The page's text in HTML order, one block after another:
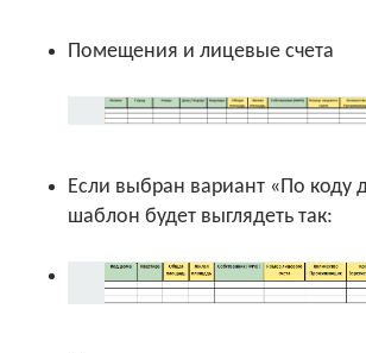
Помещения и лицевые счета
Если выбран вариант «По коду
шаблон будет выглядеть так: